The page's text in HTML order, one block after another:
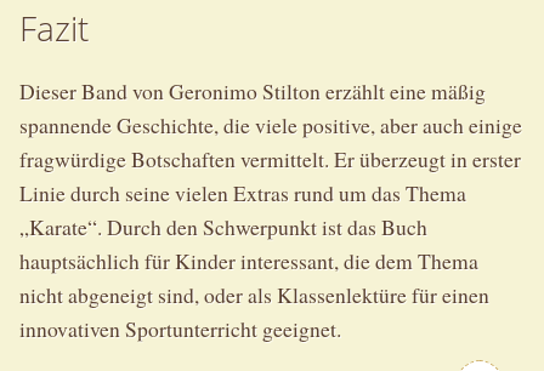
Fazit
Dieser Band von Geronimo Stilton erzählt eine mäßig
spannende Geschichte, die viele positive, aber auch einige
fragwürdige Botschaften vermittelt. Er überzeugt in erster
Linie durch seine vielen Extras rund um das Thema
„Karate“. Durch den Schwerpunkt ist das Buch
hauptsächlich für Kinder interessant, die dem Thema
nicht abgeneigt sind, oder als Klassenlektüre für einen
innovativen Sportunterricht geeignet.